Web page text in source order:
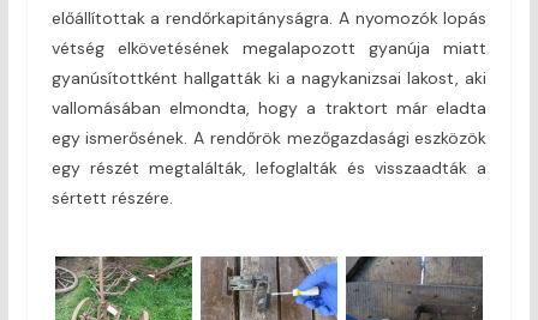
előállítottak a rendőrkapitányságra. A nyomozók lopás
vétség elkövetésének megalapozott gyanúja miatt
gyanúsítottként hallgatták ki a nagykanizsai lakost, aki
vallomásában elmondta, hogy a traktort már eladta
egy ismerősének. A rendőrök mezőgazdasági eszközök
egy részét megtalálták, lefoglalták és visszaadták a
sértett részére.